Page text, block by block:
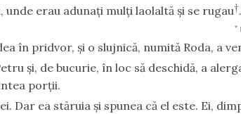
unde erau adunaţi mulţi laolaltă şi se rugau†.
*
în pridvor, şi o slujnică, numită Roda, a
şi, de bucurie, în loc să deschidă, a
porţii.
Dar ea stăruia şi spunea că el este. Ei,